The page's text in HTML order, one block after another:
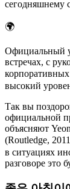
сегодняшнему
🌍
Официальный
встречах, с
высокий
Так вы
официальной
объясняют
(Routledge,
в ситуациях
разговоре это